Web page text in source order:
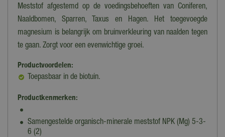
Meststof afgestemd op de voedingsbehoeften van Coniferen,
Naaldbomen, Sparren, Taxus en Hagen. Het toegevoegde
magnesium is belangrijk om bruinverkleuring van naalden tegen
te gaan. Zorgt voor een evenwichtige groei.
Productvoordelen:
Toepasbaar in de biotuin.
Productkenmerken:
Samengestelde organisch-minerale meststof NPK (Mg) 5-3-
6 (2)